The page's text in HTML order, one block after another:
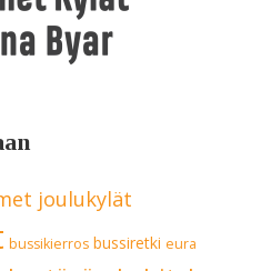
joulukylät
bussikierros bussiretki eura